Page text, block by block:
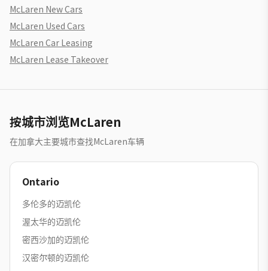
McLaren New Cars
McLaren Used Cars
McLaren Car Leasing
McLaren Lease Takeover
按城市浏览McLaren
在加拿大主要城市查找McLaren车辆
Ontario
多伦多的迈凯伦
渥太华的迈凯伦
密西沙加的迈凯伦
汉密尔顿的迈凯伦